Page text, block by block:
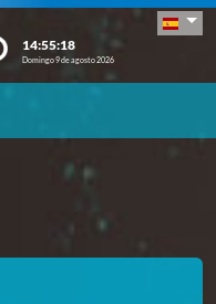
14:55:19
Domingo 9 de agosto 2026